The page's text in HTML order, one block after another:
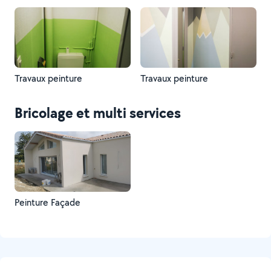
Travaux peinture Travaux peinture
Bricolage et multi services
Peinture Façade